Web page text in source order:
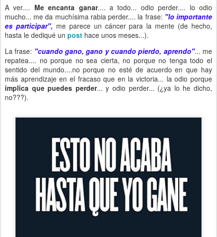
A ver.... Me encanta ganar.... a todo... odio perder.... lo odio
mucho... me da muchísima rabia perder.... la frase: "lo importante
es participar", me parece un cáncer para la mente (de hecho,
hasta le dediqué un post hace unos meses...).
La frase: "cuando gano, gano y cuando pierdo, aprendo"... me
repatea.... no porque no sea cierta, no porque no tenga todo el
sentido del mundo....no porque no esté de acuerdo en que hay
más aprendizaje en el fracaso que en la victoria... la odio porque
implica que puedes perder... y odio perder... (¿ya lo he dicho,
no???).